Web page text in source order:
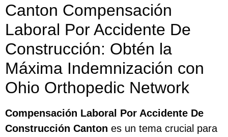
Canton Compensación
Laboral Por Accidente De
Construcción: Obtén la
Máxima Indemnización con
Ohio Orthopedic Network
Compensación Laboral Por Accidente De
Construcción Canton es un tema crucial para